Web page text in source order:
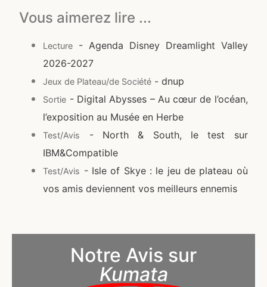
Vous aimerez lire ...
Lecture
- Agenda Disney Dreamlight Valley
2026-2027
Jeux de Plateau/de Société - dnup
Sortie - Digital Abysses – Au cœur de l’océan,
l’exposition au Musée en Herbe
Test/Avis
- North & South, le test sur
IBM&Compatible
Test/Avis - Isle of Skye : le jeu de plateau où
vos amis deviennent vos meilleurs ennemis
Notre Avis sur
Kumata